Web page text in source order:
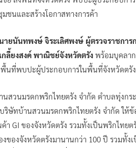
ชนและสร้างโอกาสทางการค้า
ายนันทพงษ์ จิระเลิศพงษ์ ผู้ตรวจราชการ
กลี้ยงสงค์ พาณิชย์จังหวัดตรัง พร้อมบุคลา
นที่พบปะผู้ประกอบการในพื้นที่จังหวัดตรั
สวนมรดกพริกไทยตรัง จำกัด ตำบลทุ่งก
ริษัทบ้านสวนมรดกพริกไทยตรัง จำกัด ให้
GI ของจังหวัดตรัง รวมทั้งเป็นพริกไทยต
ของจังหวัดตรังมานานกว่า 100 ปี รวมทั้